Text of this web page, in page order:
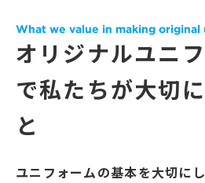
What we value in making original
オリジナルユニ
で私たちが大切
と
ユニフォームの基本を大切に